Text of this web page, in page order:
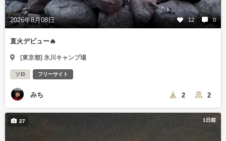
2026年8月08日 12 0
直火デビュー🔥
[東京都] 氷川キャンプ場
ソロ フリーサイト
みち 2 2
1日前
27